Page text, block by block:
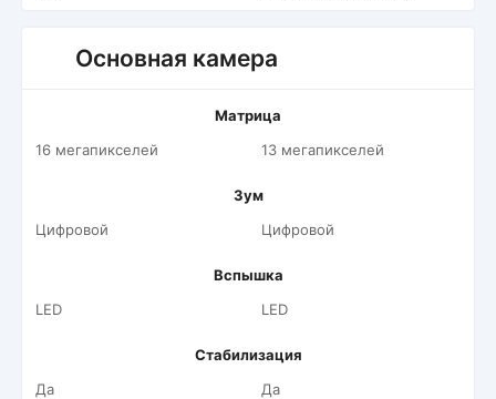
Основная камера
Матрица
16 мегапикселей
13 мегапикселей
Зум
Цифровой
Цифровой
Вспышка
LED
LED
Стабилизация
Да
Да